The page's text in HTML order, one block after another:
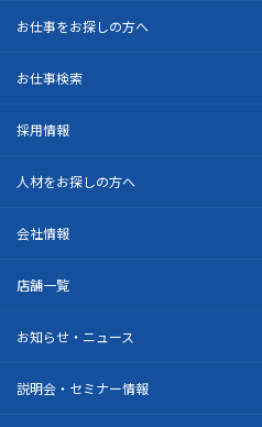
お仕事をお探しの方へ
お仕事検索
採用情報
人材をお探しの方へ
会社情報
店舗一覧
お知らせ・ニュース
説明会・セミナー情報